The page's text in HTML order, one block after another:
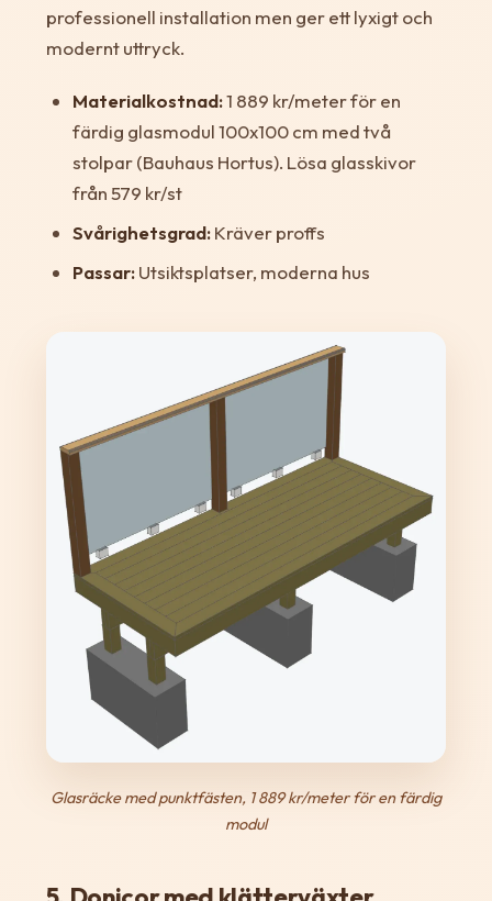
professionell installation men ger ett lyxigt och
modernt uttryck.
Materialkostnad:1 889 kr/meter för en
färdig glasmodul 100x100 cm med två
stolpar (Bauhaus Hortus). Lösa glasskivor
från 579 kr/st
Svårighetsgrad:Kräver proffs
Passar:Utsiktsplatser, moderna hus
Glasräcke med punktfästen, 1 889 kr/meter för en färdig
modul